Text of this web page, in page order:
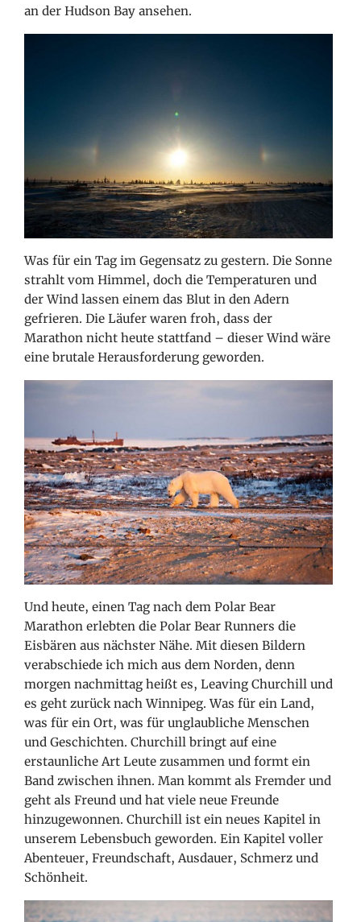
an der Hudson Bay ansehen.
Was für ein Tag im Gegensatz zu gestern. Die Sonne
strahlt vom Himmel, doch die Temperaturen und
der Wind lassen einem das Blut in den Adern
gefrieren. Die Läufer waren froh, dass der
Marathon nicht heute stattfand – dieser Wind wäre
eine brutale Herausforderung geworden.
Und heute, einen Tag nach dem Polar Bear
Marathon erlebten die Polar Bear Runners die
Eisbären aus nächster Nähe. Mit diesen Bildern
verabschiede ich mich aus dem Norden, denn
morgen nachmittag heißt es, Leaving Churchill und
es geht zurück nach Winnipeg. Was für ein Land,
was für ein Ort, was für unglaubliche Menschen
und Geschichten. Churchill bringt auf eine
erstaunliche Art Leute zusammen und formt ein
Band zwischen ihnen. Man kommt als Fremder und
geht als Freund und hat viele neue Freunde
hinzugewonnen. Churchill ist ein neues Kapitel in
unserem Lebensbuch geworden. Ein Kapitel voller
Abenteuer, Freundschaft, Ausdauer, Schmerz und
Schönheit.